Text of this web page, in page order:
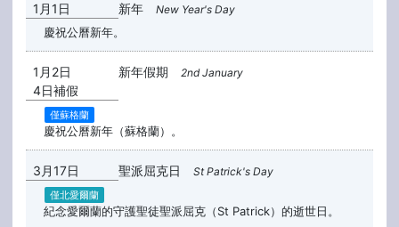
1月1日 新年 New Year's Day
慶祝公曆新年。
1月2日
4日補假
新年假期 2nd January
僅蘇格蘭
慶祝公曆新年（蘇格蘭）。
3月17日 聖派屈克日 St Patrick's Day
僅北愛爾蘭
紀念愛爾蘭的守護聖徒聖派屈克（St Patrick）的逝世日。